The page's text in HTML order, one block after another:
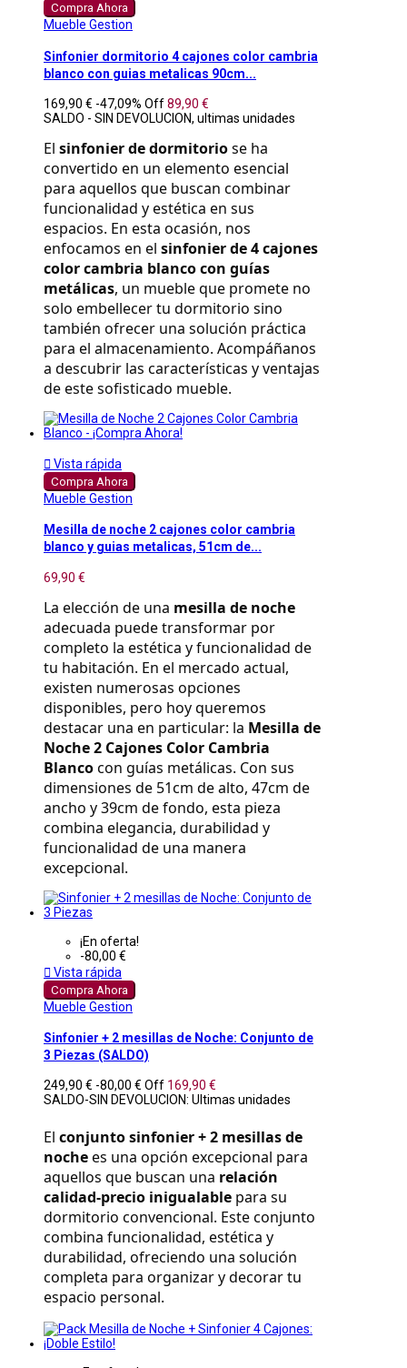
Compra Ahora
Mueble Gestion
Sinfonier dormitorio 4 cajones color cambria
blanco con guias metalicas 90cm...
169,90 € -47,09% Off89,90 €
SALDO - SIN DEVOLUCION, ultimas unidades
El sinfonier de dormitorio se ha
convertido en un elemento esencial
para aquellos que buscan combinar
funcionalidad y estética en sus
espacios. En esta ocasión, nos
enfocamos en el sinfonier de 4 cajones
color cambria blanco con guías
metálicas, un mueble que promete no
solo embellecer tu dormitorio sino
también ofrecer una solución práctica
para el almacenamiento. Acompáñanos
a descubrir las características y ventajas
de este sofisticado mueble.
 Vista rápida
Compra Ahora
Mueble Gestion
Mesilla de noche 2 cajones color cambria
blanco y guias metalicas, 51cm de...
69,90 €
La elección de una mesilla de noche
adecuada puede transformar por
completo la estética y funcionalidad de
tu habitación. En el mercado actual,
existen numerosas opciones
disponibles, pero hoy queremos
destacar una en particular: la Mesilla de
Noche 2 Cajones Color Cambria
Blanco con guías metálicas. Con sus
dimensiones de 51cm de alto, 47cm de
ancho y 39cm de fondo, esta pieza
combina elegancia, durabilidad y
funcionalidad de una manera
excepcional.
¡En oferta!
-80,00 €
 Vista rápida
Compra Ahora
Mueble Gestion
Sinfonier + 2 mesillas de Noche: Conjunto de
3 Piezas (SALDO)
249,90 € -80,00 € Off 169,90 €
SALDO-SIN DEVOLUCION: Ultimas unidades
El conjunto sinfonier + 2 mesillas de
noche es una opción excepcional para
aquellos que buscan una relación
calidad-precio inigualable para su
dormitorio convencional. Este conjunto
combina funcionalidad, estética y
durabilidad, ofreciendo una solución
completa para organizar y decorar tu
espacio personal.